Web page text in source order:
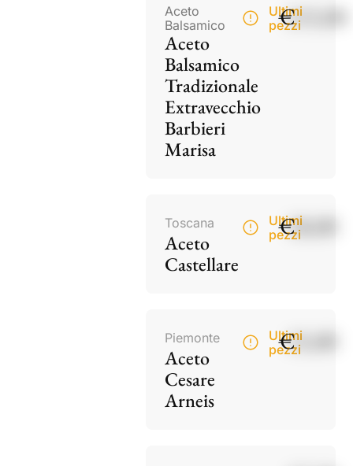
Aceto
Balsamico
Aceto
Balsamico
Tradizionale
Extravecchio
Barbieri
Marisa
Ultimi
pezzi
€115,00
Toscana
Aceto
Castellare
Ultimi
pezzi
€18,00
Piemonte
Aceto
Cesare
Arneis
Ultimi
pezzi
€15,00